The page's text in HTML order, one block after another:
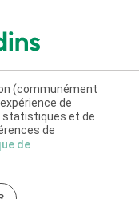
(communément
de
statistiques et de
de
de